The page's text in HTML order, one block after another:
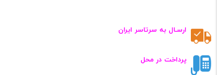
ارسـال به سرتاسر ایران
پرداخت در محل